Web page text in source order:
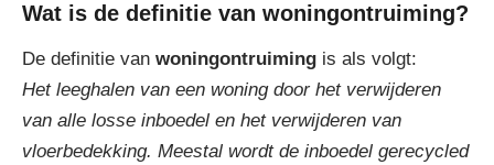
Wat is de definitie van woningontruiming?
De definitie van woningontruiming is als volgt:
Het leeghalen van een woning door het verwijderen
van alle losse inboedel en het verwijderen van
vloerbedekking. Meestal wordt de inboedel gerecycled